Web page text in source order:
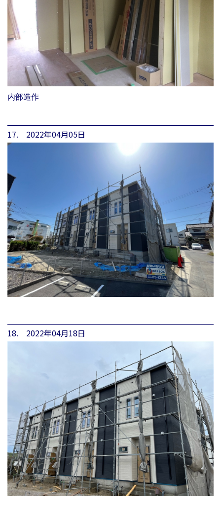
内部造作
17. 2022年04月05日
18. 2022年04月18日